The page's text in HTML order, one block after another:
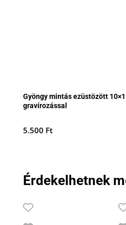
Gyöngy mintás ezüstözött
gravírozással
5.500 Ft
Érdekelhetnek